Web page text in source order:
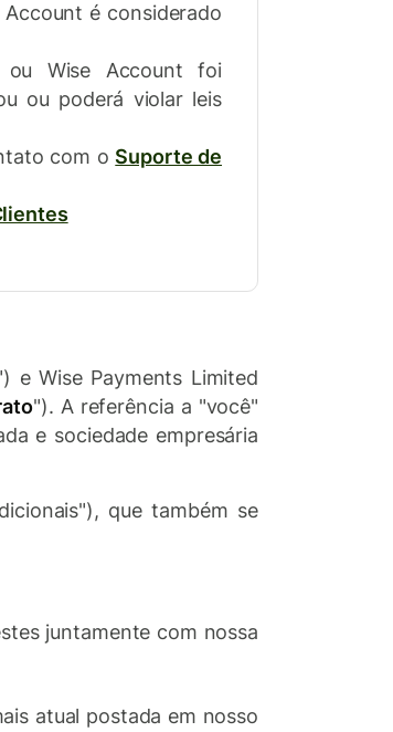
é considerado
ou Wise Account foi
ou poderá violar leis
com oSuporte de
e Wise Payments Limited
"). A referência a "você"
e sociedade empresária
que também se
juntamente com nossa
atual postada em nosso